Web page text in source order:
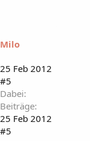
Milo
25 Feb 2012
#5
Dabei
Beiträge
25 Feb 2012
#5